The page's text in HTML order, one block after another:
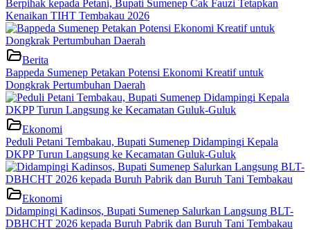
Berpihak kepada Petani, Bupati Sumenep Cak Fauzi Tetapkan
Kenaikan TIHT Tembakau 2026
Berita
Bappeda Sumenep Petakan Potensi Ekonomi Kreatif untuk
Dongkrak Pertumbuhan Daerah
Ekonomi
Peduli Petani Tembakau, Bupati Sumenep Didampingi Kepala
DKPP Turun Langsung ke Kecamatan Guluk-Guluk
Ekonomi
Didampingi Kadinsos, Bupati Sumenep Salurkan Langsung BLT-
DBHCHT 2026 kepada Buruh Pabrik dan Buruh Tani Tembakau